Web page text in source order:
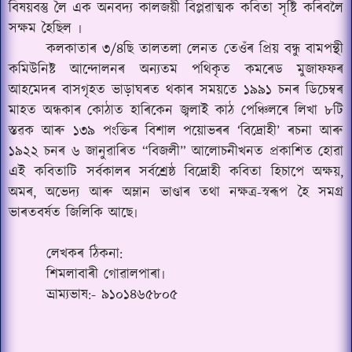
বিষয়বস্তু লৈ এক অনবদ্য কালজয়ী বিপ্লৱাত্মক কবিতা সৃষ্টি কৰিবলৈ
সক্ষম হৈছিল ৷
কলকাতাৰ ৩/৪ছি তালতলা লেনত তেওঁৰ প্ৰিয় বন্ধু বামপন্থী
কমিউনিষ্ট আন্দোলনৰ অন্যতম পথিকৃত কমৰেড মুজাফফৰ
আহমেদৰ বাসগৃহত ভাড়াঘৰত থকাৰ সময়তে ১৯৯১ চনৰ ডিচেম্বৰ
মাহত অন্ধকাৰ কোঠাত হাৰিকেন জ্বলাই কাঠ পেঞ্চিলৰে লিখা ৮টি
স্তৱক আৰু ১৩৯ পংক্তিৰ বিশাল পয়োভৰৰ ‘বিদ্ৰোহী’ ৰচনা আৰু
১৯২২ চনৰ ৬ জানুৱাৰিত “বিজলী” আলোচনীখনত প্ৰকাশিত হোৱা
এই কবিতাটি সৰ্বকালৰ সৰ্বশ্ৰেষ্ঠ বিদ্ৰোহী কবিতা হিচাপে অক্ষয়,
অমৰ, অভেদ্য আৰু অম্লান ভাণ্ডাৰ তথা নক্ষত্ৰ-স্বৰূপ হৈ সমগ্ৰ
ভাৰতবৰ্ষত জিলিকি আছে৷
লেখকৰ ঠিকনা:
শিমলাবাৰী গোৱালপাৰা৷
ভ্ৰাম্যভাষ:- ৯১০১৪৬৫৮০৫